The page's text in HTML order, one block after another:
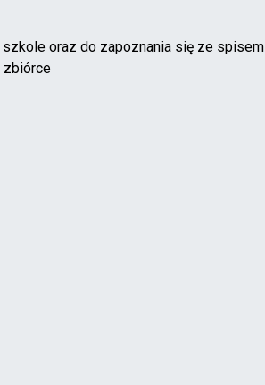
oraz do zapoznania się ze spisem
zbiórce